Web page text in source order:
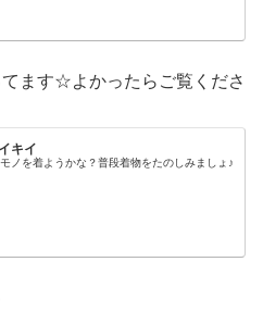
ます☆よかったらご覧くださ
キイ
ノを着ようかな？普段着物をたのしみましょ♪